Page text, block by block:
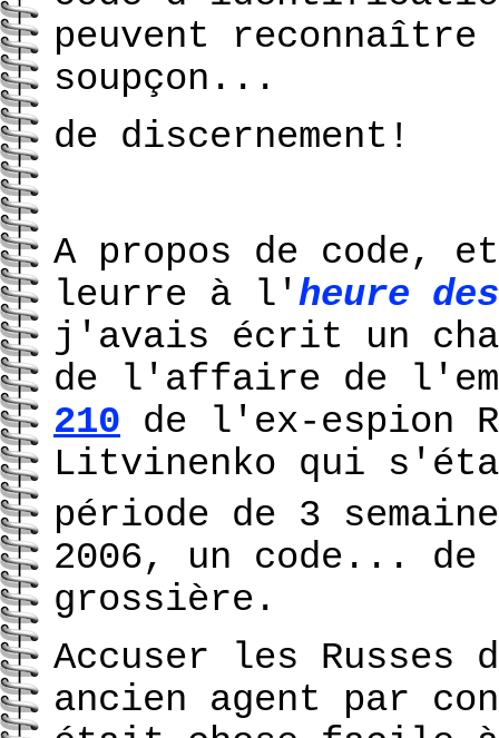
peuvent
soupçon...
de discernement!
A propos de code,
leurre à l' heure
j'avais écrit un
de l'affaire de
210 de l'ex-espion
Litvinenko qui
période de 3
2006, un code...
grossière.
Accuser les Russes
ancien agent par